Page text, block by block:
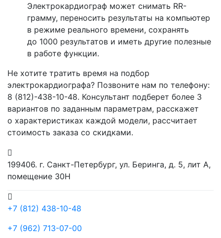
Электрокардиограф может снимать RR-
грамму, переносить результаты на компьютер
в режиме реального времени, сохранять
до 1000 результатов и иметь другие полезные
в работе функции.
Не хотите тратить время на подбор
электрокардиографа? Позвоните нам по телефону:
8 (812)-438-10-48. Консультант подберет более 3
вариантов по заданным параметрам, расскажет
о характеристиках каждой модели, рассчитает
стоимость заказа со скидками.
199406. г. Санкт-Петербург, ул. Беринга, д. 5, лит А,
помещение 30Н
+7 (812) 438-10-48
+7 (962) 713-07-00